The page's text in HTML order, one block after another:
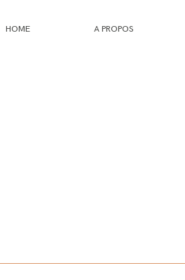
HOME A PROPOS